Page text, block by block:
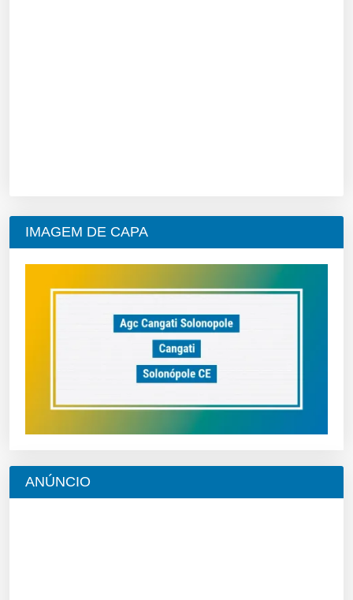
IMAGEM DE CAPA
ANÚNCIO